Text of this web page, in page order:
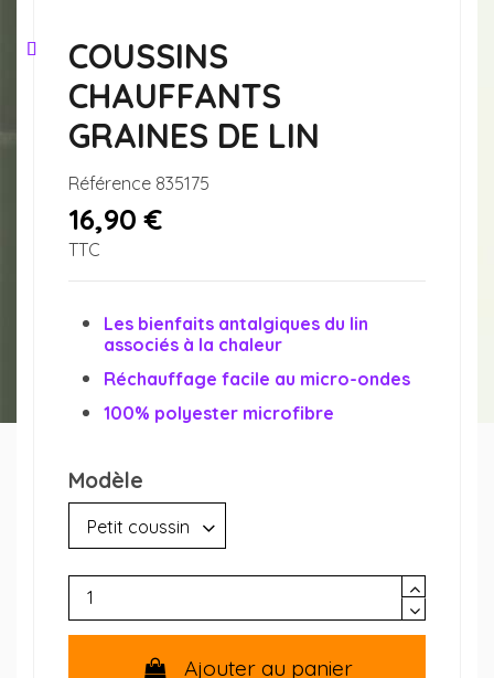
COUSSINS
CHAUFFANTS
GRAINES DE LIN
Référence 835175
16,90 €
TTC
Les bienfaits antalgiques du lin
associés à la chaleur
Réchauffage facile au micro-ondes
100% polyester microfibre
Modèle
Ajouter au panier